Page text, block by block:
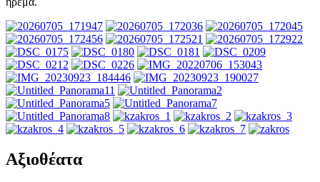
Αξιοθέατα